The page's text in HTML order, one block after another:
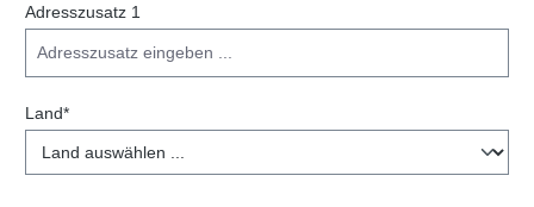
Adresszusatz 1
Land*